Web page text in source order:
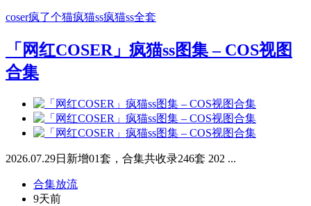
coser疯了个猫疯猫ss疯猫ss全套
「网红COSER」疯猫ss图集 – COS视图
合集
2026.07.29日新增01套，合集共收录246套 202 ...
合集放流
9天前